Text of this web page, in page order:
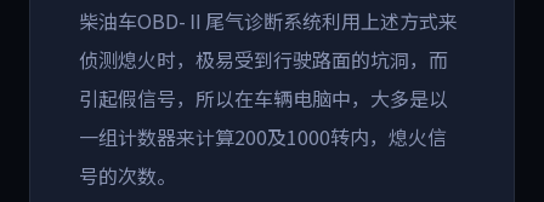
柴油车OBD- Ⅱ尾气诊断系统利用上述方式来
侦测熄火时，极易受到行驶路面的坑洞， 而
引起假信号，所以在车辆电脑中，大多是以
一组计数器来计算200及1000转内，熄火信
号的次数。